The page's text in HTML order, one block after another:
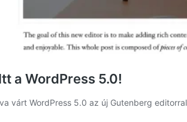
a WordPress 5.0!
várt WordPress 5.0 az új Gutenberg